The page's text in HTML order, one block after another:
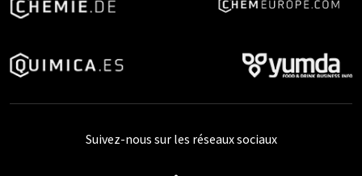
Suivez-nous sur les réseaux sociaux